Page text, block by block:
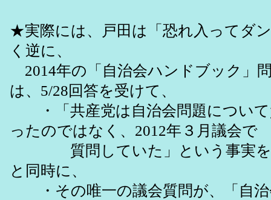
★実際には、戸田は「恐れ入ってダ
く逆に、
2014年の「自治会ハンドブック」
は、5/28回答を受けて、
・「共産党は自治会問題について
ったのではなく、2012年３月議会で
質問していた」という事実を
と同時に、
・その唯一の議会質問が、「自治